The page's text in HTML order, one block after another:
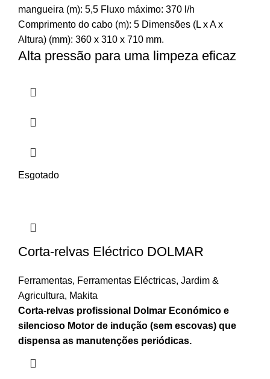
mangueira (m): 5,5 Fluxo máximo: 370 l/h
Comprimento do cabo (m): 5 Dimensões (L x A x
Altura) (mm): 360 x 310 x 710 mm.
Alta pressão para uma limpeza eficaz
Esgotado
Corta-relvas Eléctrico DOLMAR
Ferramentas, Ferramentas Eléctricas, Jardim &
Agricultura, Makita
Corta-relvas profissional Dolmar Económico e
silencioso Motor de indução (sem escovas) que
dispensa as manutenções periódicas.